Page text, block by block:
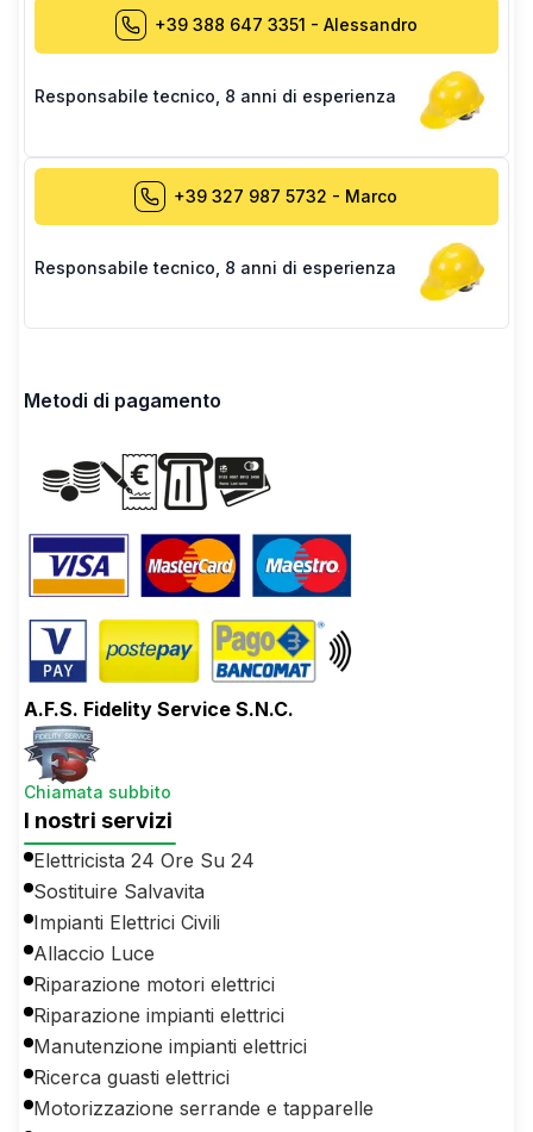
+39 388 647 3351 - Alessandro
Responsabile tecnico 8 anni di esperienza
+39 327 987 5732 - Marco
Responsabile tecnico 8 anni di esperienza
Metodi di pagamento
A.F.S. Fidelity Service S.N.C.
Chiamata subbito
I nostri servizi
Elettricista 24 Ore Su 24
Sostituire Salvavita
Impianti Elettrici Civili
Allaccio Luce
Riparazione motori elettrici
Riparazione impianti elettrici
Manutenzione impianti elettrici
Ricerca guasti elettrici
Motorizzazione serrande e tapparelle